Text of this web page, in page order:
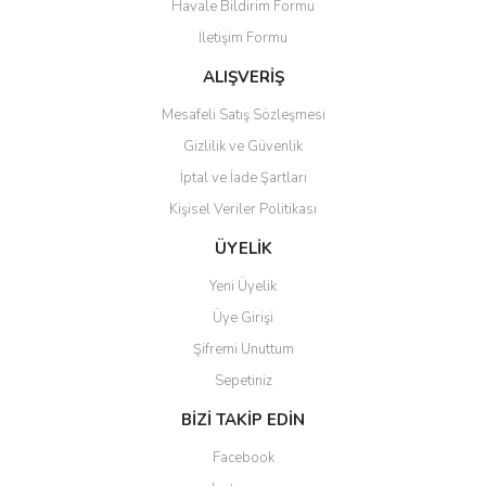
Ürün açıklamasında eksik bilgiler bulunuyor.
Ürün bilgilerinde hatalar bulunuyor.
Ürün fiyatı diğer sitelerden daha pahalı.
Gönder
Havale Bildirim Formu
İletişim Formu
ALIŞVERİŞ
Mesafeli Satış Sözleşmesi
Gizlilik ve Güvenlik
İptal ve İade Şartları
Kişisel Veriler Politikası
ÜYELİK
Yeni Üyelik
Üye Girişi
Şifremi Unuttum
Sepetiniz
BİZİ TAKİP EDİN
Facebook